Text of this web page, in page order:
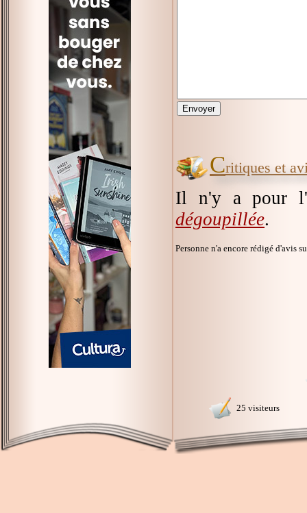
Critiques et
Il n'y a pour
dégoupillée.
Personne n'a encore rédigé d'avis
25 visiteurs